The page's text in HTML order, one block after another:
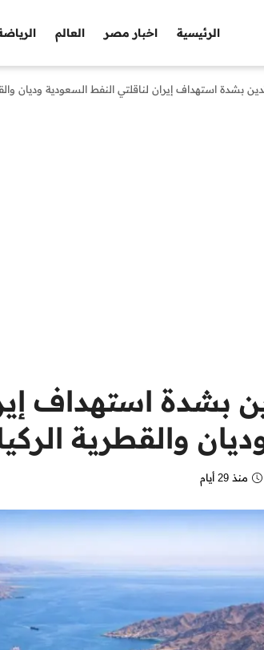
الرئيسية اخبار مصر العالم
بشدة استهداف إيران لناقلتي النفط السعودية وديان
بشدة استهداف
والقطرية
منذ 29 أيام